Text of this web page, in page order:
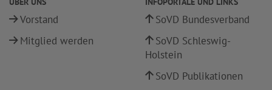
Vorstand
Mitglied werden
SoVD Bundesverband
SoVD Schleswig-
Holstein
SoVD Publikationen